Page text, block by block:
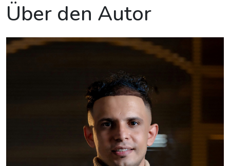
Über den Autor